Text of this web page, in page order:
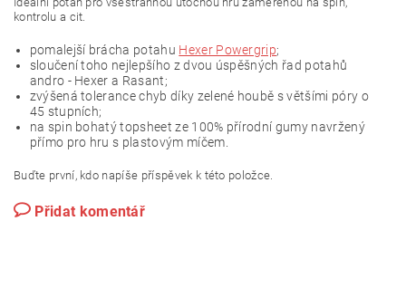
kontrolu a cit.
pomalejší brácha potahu Hexer Powergrip;
sloučení toho nejlepšího z dvou úspěšných řad potahů
andro - Hexer a Rasant;
zvýšená tolerance chyb díky zelené houbě s většími póry o
45 stupních;
na spin bohatý topsheet ze 100% přírodní gumy navržený
přímo pro hru s plastovým míčem.
Buďte první, kdo napíše příspěvek k této položce.
Přidat komentář